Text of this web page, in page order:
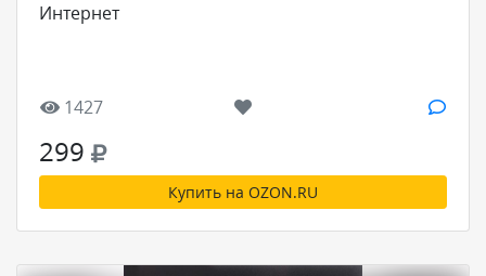
Интернет
1427
299
Купить на OZON.RU